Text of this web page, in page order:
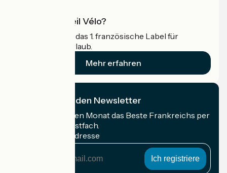
Was ist Accueil Vélo?
Accueil Vélo ist das 1. französische Label für
Radfahrer im Urlaub.
Mehr erfahren
Ich abonniere den Newsletter
Erhalten Sie jeden Monat das Beste Frankreichs per
Rad in Ihrem Postfach.
Meine E-Mail-Adresse